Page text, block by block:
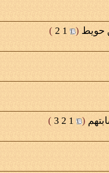
حويط (
1
2
)
(
1
2
3
)